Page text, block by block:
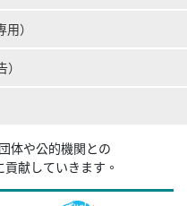
）
体や公的機関との
献していきます。